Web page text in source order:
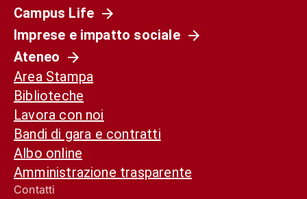
Campus Life
Imprese e impatto sociale
Ateneo
Area Stampa
Biblioteche
Lavora con noi
Bandi di gara e contratti
Albo online
Amministrazione trasparente
Contatti